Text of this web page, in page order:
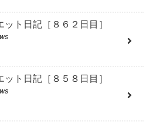
ット日記［８６２日目］
ット日記［８５８日目］